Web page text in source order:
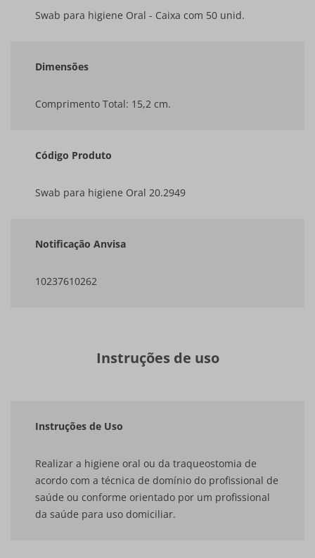
Swab para higiene Oral - Caixa com 50 unid.
Dimensões
Comprimento Total: 15,2 cm.
Código Produto
Swab para higiene Oral 20.2949
Notificação Anvisa
10237610262
Instruções de uso
Instruções de Uso
Realizar a higiene oral ou da traqueostomia de
acordo com a técnica de domínio do profissional de
saúde ou conforme orientado por um profissional
da saúde para uso domiciliar.